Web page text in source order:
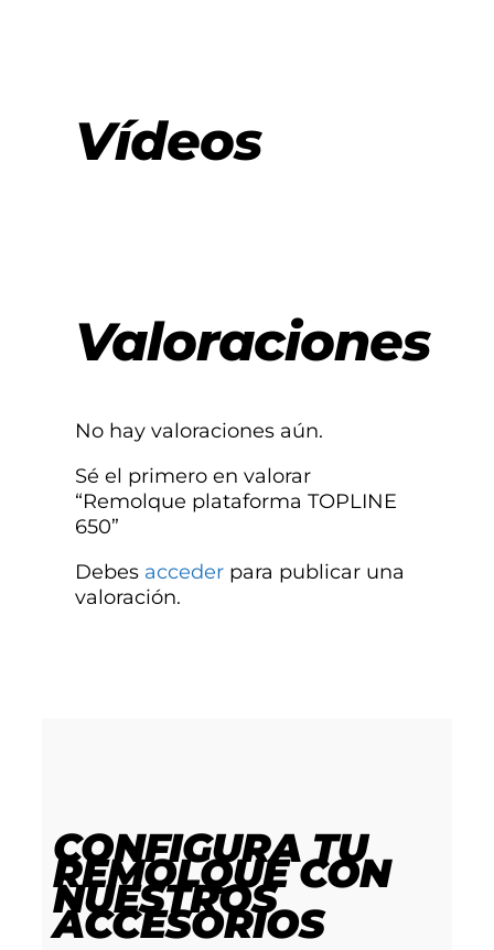
Vídeos
Valoraciones
No hay valoraciones aún.
Sé el primero en valorar
“Remolque plataforma TOPLINE
650”
Debes acceder para publicar una
valoración.
CONFIGURA TU
REMOLQUECON
NUESTROS
ACCESORIOS